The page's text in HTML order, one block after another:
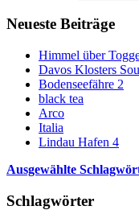
Neueste Beiträge
Himmel über
Davos Klosters
Bodenseefähre 2
black tea
Arco
Italia
Lindau Hafen 4
Ausgewählte
Schlagwörter